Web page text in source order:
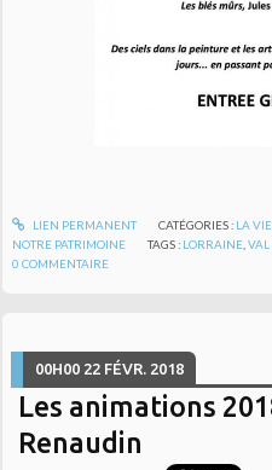
LIEN PERMANENT CATÉGORIES : LA
NOTRE PATRIMOINE
TAGS : LORRAINE ,VAL
0 COMMENTAIRE
00H00 22 FÉVR. 2018
Les animations
Renaudin